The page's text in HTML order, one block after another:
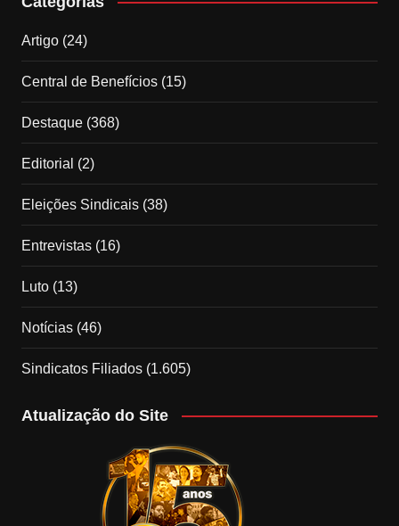
Artigo(24)
Central de Benefícios(15)
Destaque(368)
Editorial (2)
Eleições Sindicais(38)
Entrevistas(16)
Luto(13)
Notícias(46)
Sindicatos Filiados(1.605)
Atualização do Site